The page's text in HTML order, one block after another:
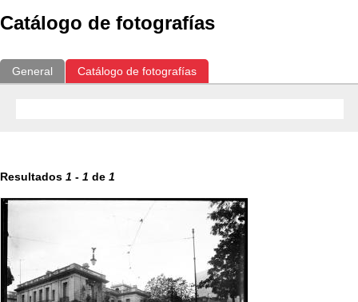
Catálogo de fotografías
General Catálogo de fotografías
Resultados 1 - 1 de 1